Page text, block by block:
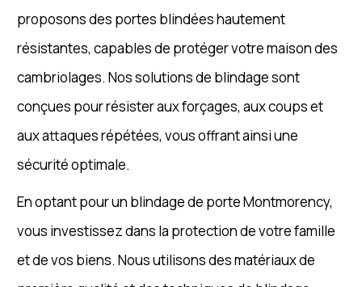
proposons des portes blindées hautement
résistantes, capables de protéger votre maison des
cambriolages. Nos solutions de blindage sont
conçues pour résister aux forçages, aux coups et
aux attaques répétées, vous offrant ainsi une
sécurité optimale.
En optant pour un blindage de porte Montmorency,
vous investissez dans la protection de votre famille
et de vos biens. Nous utilisons des matériaux de